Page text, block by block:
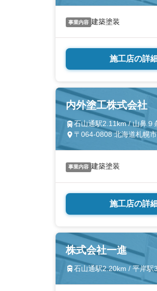
事業内容 建築塗装
施工店の詳
内外塗工株式会社
石山通駅2.11km / 山鼻９
〒064-0808 北海道札幌
事業内容 建築塗装
施工店の詳
株式会社一進
石山通駅2.20km / 平岸駅